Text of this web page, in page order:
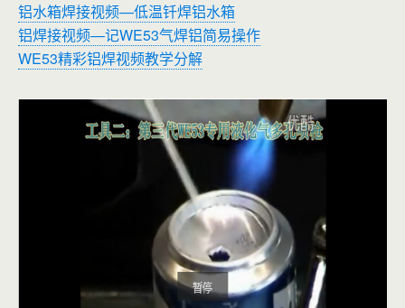
铝水箱焊接视频—低温钎焊铝水箱
铝焊接视频—记WE53气焊铝简易操作
WE53精彩铝焊视频教学分解